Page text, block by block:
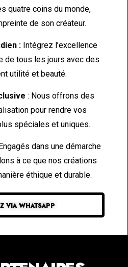
quatre coins du monde,
de son créateur.
: Intégrez l’excellence
de tous les jours avec des
utilité et beauté.
: Nous offrons des
pour rendre vos
spéciales et uniques.
dans une démarche
à ce que nos créations
éthique et durable.
VIA WHATSAPP